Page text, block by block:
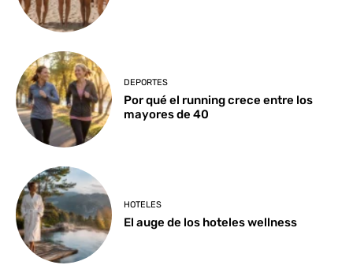
DEPORTES
Por qué el running crece entre los
mayores de 40
HOTELES
El auge de los hoteles wellness